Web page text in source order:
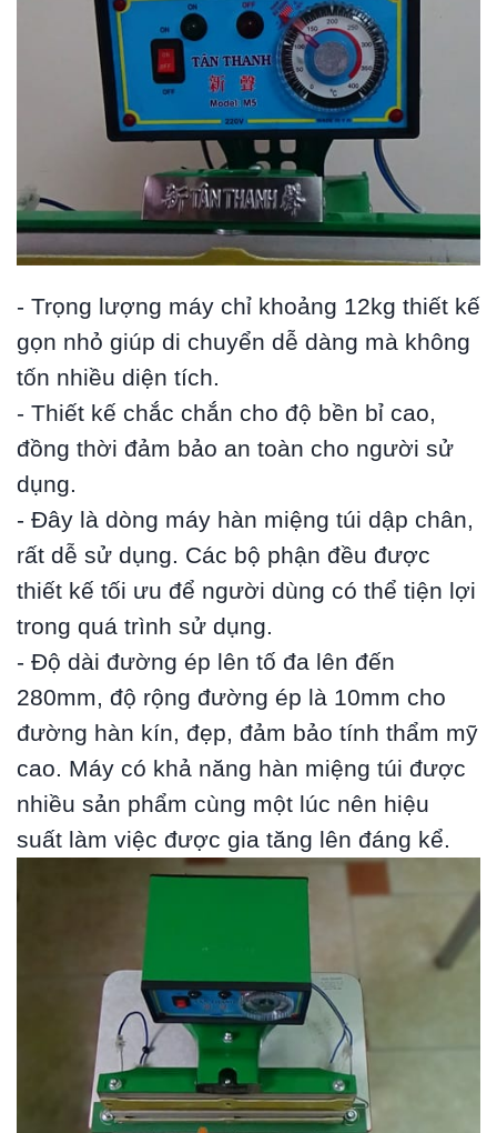
- Trọng lượng máy chỉ khoảng 12kg thiết kế
gọn nhỏ giúp di chuyển dễ dàng mà không
tốn nhiều diện tích.
- Thiết kế chắc chắn cho độ bền bỉ cao,
đồng thời đảm bảo an toàn cho người sử
dụng.
- Đây là dòng máy hàn miệng túi dập chân,
rất dễ sử dụng. Các bộ phận đều được
thiết kế tối ưu để người dùng có thể tiện lợi
trong quá trình sử dụng.
- Độ dài đường ép lên tố đa lên đến
280mm, độ rộng đường ép là 10mm cho
đường hàn kín, đẹp, đảm bảo tính thẩm mỹ
cao. Máy có khả năng hàn miệng túi được
nhiều sản phẩm cùng một lúc nên hiệu
suất làm việc được gia tăng lên đáng kể.